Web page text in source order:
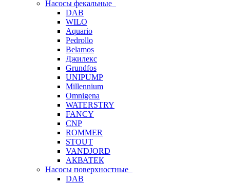
Насосы фекальные
DAB
WILO
Aquario
Pedrollo
Belamos
Джилекс
Grundfos
UNIPUMP
Millennium
Omnigena
WATERSTRY
FANCY
CNP
ROMMER
STOUT
VANDJORD
АКВАТЕК
Насосы поверхностные
DAB